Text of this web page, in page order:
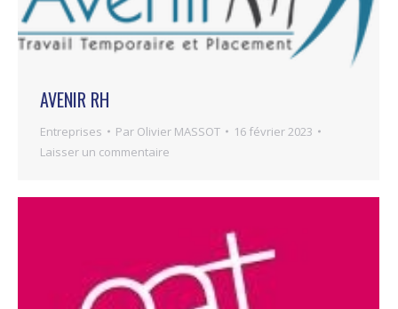
AVENIR RH
Entreprises Par Olivier MASSOT
16 février 2023
Laisser un commentaire